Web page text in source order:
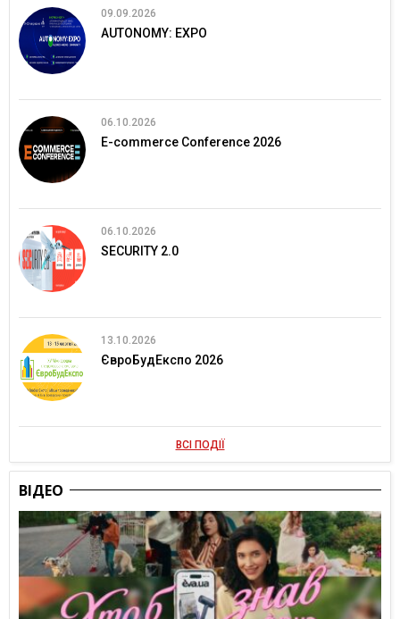
09.09.2026
AUTONOMY: EXPO
06.10.2026
E-commerce Conference 2026
06.10.2026
SECURITY 2.0
13.10.2026
ЄвроБудЕкспо 2026
ВСІ ПОДІЇ
ВІДЕО